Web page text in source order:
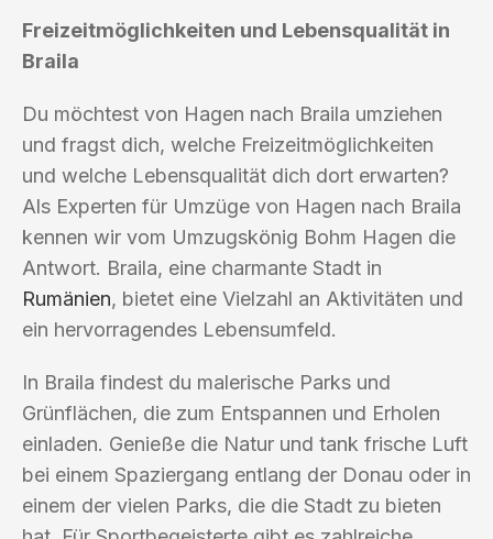
Freizeitmöglichkeiten und Lebensqualität in
Braila
Du möchtest von Hagen nach Braila umziehen
und fragst dich, welche Freizeitmöglichkeiten
und welche Lebensqualität dich dort erwarten?
Als Experten für Umzüge von Hagen nach Braila
kennen wir vom Umzugskönig Bohm Hagen die
Antwort. Braila, eine charmante Stadt in
Rumänien, bietet eine Vielzahl an Aktivitäten und
ein hervorragendes Lebensumfeld.
In Braila findest du malerische Parks und
Grünflächen, die zum Entspannen und Erholen
einladen. Genieße die Natur und tank frische Luft
bei einem Spaziergang entlang der Donau oder in
einem der vielen Parks, die die Stadt zu bieten